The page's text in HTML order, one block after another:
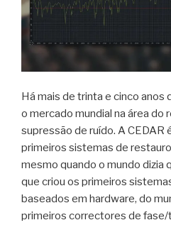
Há mais de trinta e cinco anos
o mercado mundial na área do
supressão de ruído. A CEDAR
primeiros sistemas de
mesmo quando o mundo dizia
que criou os primeiros
baseados em hardware, do
primeiros correctores de fase/